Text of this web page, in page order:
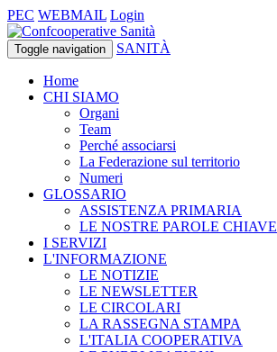
PEC WEBMAIL Login
Toggle navigation SANITÀ
Home
CHI SIAMO
Organi
Team
Perché associarsi
La Federazione sul territorio
Numeri
GLOSSARIO
ASSISTENZA PRIMARIA
LE NOSTRE PAROLE CHIAVE
I SERVIZI
L'INFORMAZIONE
LE NOTIZIE
LE NEWSLETTER
LE CIRCOLARI
LA RASSEGNA STAMPA
L'ITALIA COOPERATIVA